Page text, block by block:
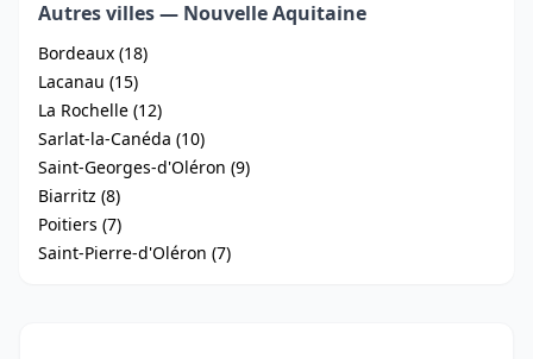
Autres villes — Nouvelle Aquitaine
Bordeaux (18)
Lacanau (15)
La Rochelle (12)
Sarlat-la-Canéda (10)
Saint-Georges-d'Oléron (9)
Biarritz (8)
Poitiers (7)
Saint-Pierre-d'Oléron (7)